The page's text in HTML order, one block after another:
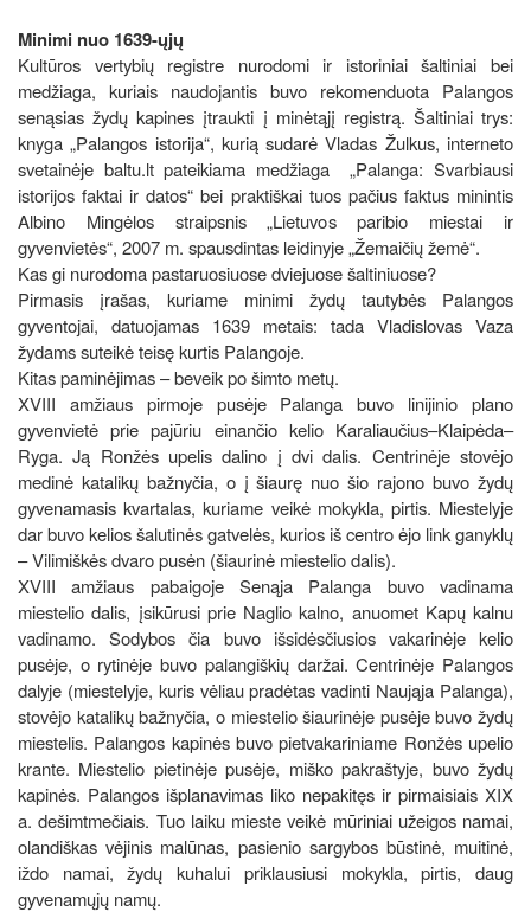
Minimi nuo 1639-ųjų
Kultūros vertybių registre nurodomi ir istoriniai šaltiniai bei
medžiaga, kuriais naudojantis buvo rekomenduota Palangos
senąsias žydų kapines įtraukti į minėtąjį registrą. Šaltiniai trys:
knyga „Palangos istorija“, kurią sudarė Vladas Žulkus, interneto
svetainėje baltu.lt pateikiama medžiaga „Palanga: Svarbiausi
istorijos faktai ir datos“ bei praktiškai tuos pačius faktus minintis
Albino Mingėlos straipsnis „Lietuvos paribio miestai ir
gyvenvietės“, 2007 m. spausdintas leidinyje „Žemaičių žemė“.
Kas gi nurodoma pastaruosiuose dviejuose šaltiniuose?
Pirmasis įrašas, kuriame minimi žydų tautybės Palangos
gyventojai, datuojamas 1639 metais: tada Vladislovas Vaza
žydams suteikė teisę kurtis Palangoje.
Kitas paminėjimas – beveik po šimto metų.
XVIII amžiaus pirmoje pusėje Palanga buvo linijinio plano
gyvenvietė prie pajūriu einančio kelio Karaliaučius–Klaipėda–
Ryga. Ją Ronžės upelis dalino į dvi dalis. Centrinėje stovėjo
medinė katalikų bažnyčia, o į šiaurę nuo šio rajono buvo žydų
gyvenamasis kvartalas, kuriame veikė mokykla, pirtis. Miestelyje
dar buvo kelios šalutinės gatvelės, kurios iš centro ėjo link ganyklų
– Vilimiškės dvaro pusėn (šiaurinė miestelio dalis).
XVIII amžiaus pabaigoje Senąja Palanga buvo vadinama
miestelio dalis, įsikūrusi prie Naglio kalno, anuomet Kapų kalnu
vadinamo. Sodybos čia buvo išsidėsčiusios vakarinėje kelio
pusėje, o rytinėje buvo palangiškių daržai. Centrinėje Palangos
dalyje (miestelyje, kuris vėliau pradėtas vadinti Naująja Palanga),
stovėjo katalikų bažnyčia, o miestelio šiaurinėje pusėje buvo žydų
miestelis. Palangos kapinės buvo pietvakariniame Ronžės upelio
krante. Miestelio pietinėje pusėje, miško pakraštyje, buvo žydų
kapinės. Palangos išplanavimas liko nepakitęs ir pirmaisiais XIX
a. dešimtmečiais. Tuo laiku mieste veikė mūriniai užeigos namai,
olandiškas vėjinis malūnas, pasienio sargybos būstinė, muitinė,
iždo namai, žydų kuhalui priklausiusi mokykla, pirtis, daug
gyvenamųjų namų.